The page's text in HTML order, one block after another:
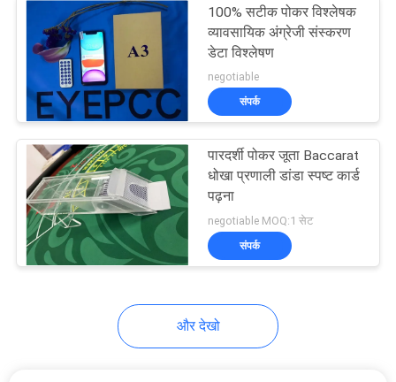
अदृश्य इंक खेलना कार्ड
महजोंग धोखाधड़ी उपकरण
100% सटीक पोकर विश्लेषक
व्यावसायिक अंग्रेजी संस्करण
डेटा विश्लेषण
negotiable
संपर्क
पारदर्शी पोकर जूता Baccarat
धोखा प्रणाली डांडा स्पष्ट कार्ड
पढ़ना
negotiable MOQ:1 सेट
संपर्क
और देखो